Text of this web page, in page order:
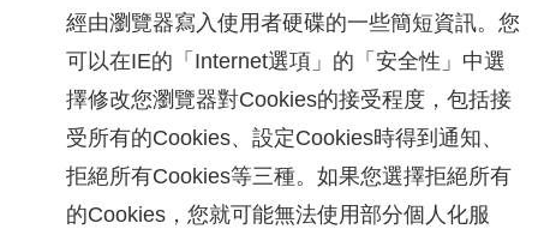
經由瀏覽器寫入使用者硬碟的一些簡短資訊。您
可以在IE的「Internet選項」的「安全性」中選
擇修改您瀏覽器對Cookies的接受程度，包括接
受所有的Cookies、設定Cookies時得到通知、
拒絕所有Cookies等三種。如果您選擇拒絕所有
的Cookies，您就可能無法使用部分個人化服